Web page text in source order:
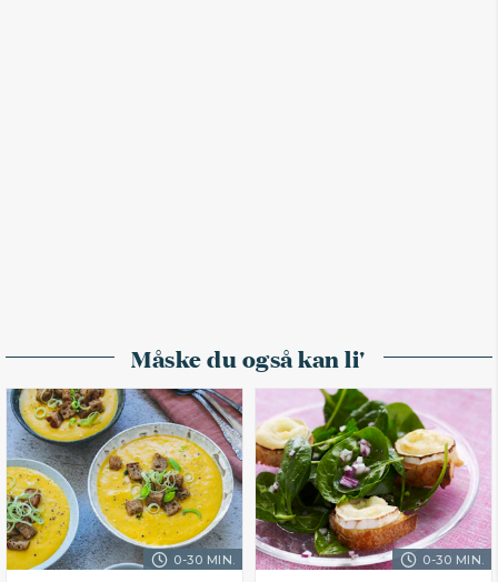
Måske du også kan li'
0-30 MIN. 0-30 MIN.